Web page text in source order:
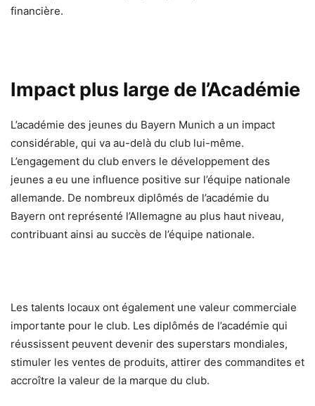
financière.
Impact plus large de l’Académie
L’académie des jeunes du Bayern Munich a un impact
considérable, qui va au-delà du club lui-même.
L’engagement du club envers le développement des
jeunes a eu une influence positive sur l’équipe nationale
allemande. De nombreux diplômés de l’académie du
Bayern ont représenté l’Allemagne au plus haut niveau,
contribuant ainsi au succès de l’équipe nationale.
Les talents locaux ont également une valeur commerciale
importante pour le club. Les diplômés de l’académie qui
réussissent peuvent devenir des superstars mondiales,
stimuler les ventes de produits, attirer des commandites et
accroître la valeur de la marque du club.